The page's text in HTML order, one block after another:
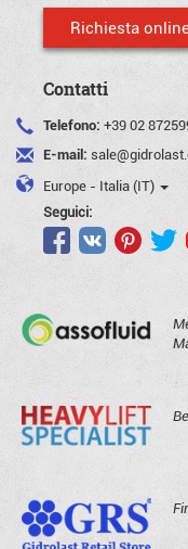
Richiesta
Contatti
Telefono: +39 02
E-mail:
Europe - Italia (IT)
Seguici: